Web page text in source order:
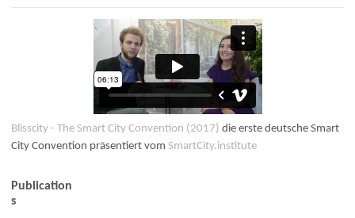
Blisscity - The Smart City Convention (2017) die erste deutsche Smart
City Convention präsentiert vom SmartCity.institute
Publication
s